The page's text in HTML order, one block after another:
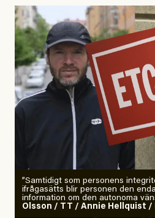
”Samtidigt som personens
ifrågasätts blir personen den
information om den autonoma
Olsson / TT / Annie Hellquist